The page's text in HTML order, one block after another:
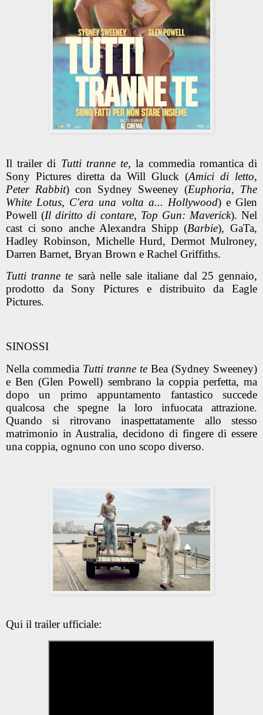
Il trailer di Tutti tranne te, la commedia romantica di
Sony Pictures diretta da Will Gluck (Amici di letto,
Peter Rabbit) con Sydney Sweeney (Euphoria, The
White Lotus, C'era una volta a... Hollywood) e Glen
Powell (Il diritto di contare, Top Gun: Maverick). Nel
cast ci sono anche Alexandra Shipp (Barbie), GaTa,
Hadley Robinson, Michelle Hurd, Dermot Mulroney,
Darren Barnet, Bryan Brown e Rachel Griffiths.
Tutti tranne te sarà nelle sale italiane dal 25 gennaio,
prodotto da Sony Pictures e distribuito da Eagle
Pictures.
SINOSSI
Nella commedia Tutti tranne te Bea (Sydney Sweeney)
e Ben (Glen Powell) sembrano la coppia perfetta, ma
dopo un primo appuntamento fantastico succede
qualcosa che spegne la loro infuocata attrazione.
Quando si ritrovano inaspettatamente allo stesso
matrimonio in Australia, decidono di fingere di essere
una coppia, ognuno con uno scopo diverso.
Qui il trailer ufficiale: